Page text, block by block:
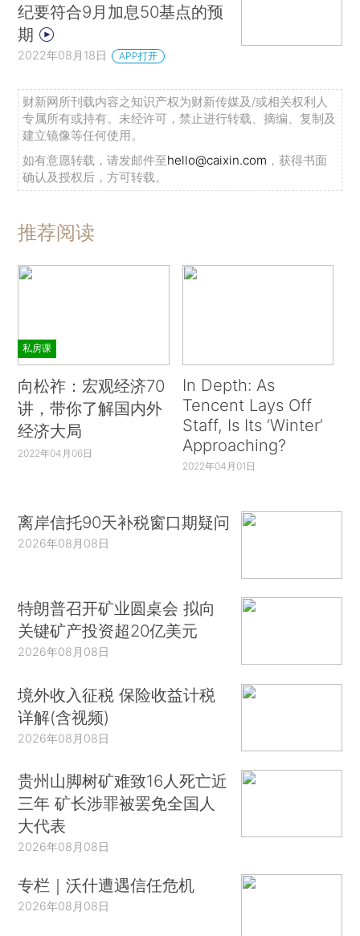
纪要符合9月加息50基点的预
期
2022年08月18日 APP打开
财新网所刊载内容之知识产权为财新传媒及/或相关权利人
专属所有或持有。未经许可，禁止进行转载、摘编、复制及
建立镜像等任何使用。
如有意愿转载，请发邮件至hello@caixin.com ，获得书面
确认及授权后，方可转载。
推荐阅读
私房课
向松祚：宏观经济70
讲，带你了解国内外
经济大局
2022年04月06日
In Depth: As
Tencent Lays Off
Staff, Is Its ‘Winter’
Approaching?
2022年04月01日
离岸信托90天补税窗口期疑问
2026年08月08日
特朗普召开矿业圆桌会 拟向
关键矿产投资超20亿美元
2026年08月08日
境外收入征税 保险收益计税
详解(含视频)
2026年08月08日
贵州山脚树矿难致16人死亡近
三年 矿长涉罪被罢免全国人
大代表
2026年08月08日
专栏｜沃什遭遇信任危机
2026年08月08日